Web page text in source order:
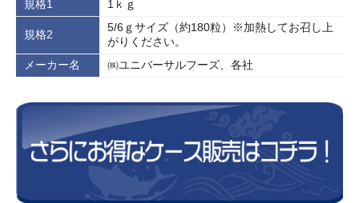
規格1
1ｋｇ
規格2
5/6ｇサイズ（約180粒）※加熱してお召し上
がりください。
メーカー名
㈱ユニバーサルフーズ、各社